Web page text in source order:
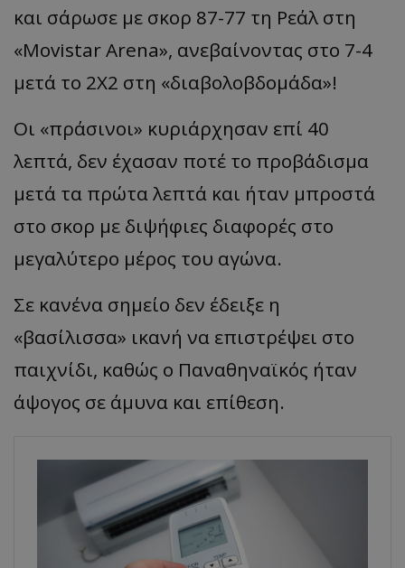
και σάρωσε με σκορ 87-77 τη Ρεάλ στη
«Movistar Arena», ανεβαίνοντας στο 7-4
μετά το 2Χ2 στη «διαβολοβδομάδα»!
Οι «πράσινοι» κυριάρχησαν επί 40
λεπτά, δεν έχασαν ποτέ το προβάδισμα
μετά τα πρώτα λεπτά και ήταν μπροστά
στο σκορ με διψήφιες διαφορές στο
μεγαλύτερο μέρος του αγώνα.
Σε κανένα σημείο δεν έδειξε η
«βασίλισσα» ικανή να επιστρέψει στο
παιχνίδι, καθώς ο Παναθηναϊκός ήταν
άψογος σε άμυνα και επίθεση.